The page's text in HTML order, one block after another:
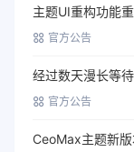
主题UI重构功能
官方公告
经过数天漫长等
官方公告
CeoMax主题新